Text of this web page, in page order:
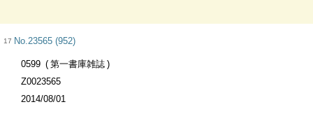
17 No.23565 (952)
0599
第一書庫雑誌
Z0023565
2014/08/01